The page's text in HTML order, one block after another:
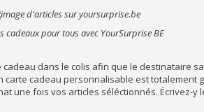
cadeaux pour tous avec YourSurprise BE
cadeau dans le colis afin que le destinataire
carte cadeau personnalisable est
une fois vos articles séléctionnés. Écrivez-